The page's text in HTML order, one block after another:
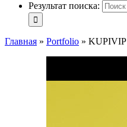
Результат поиска:
Главная » Portfolio » KUPIVIP